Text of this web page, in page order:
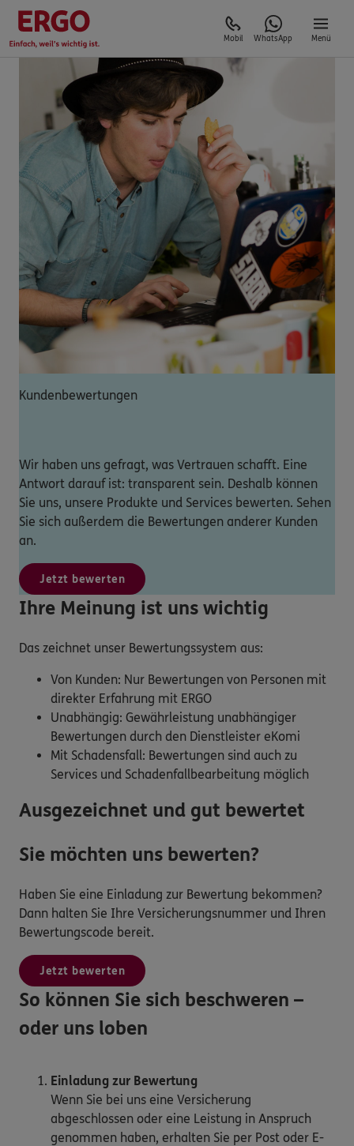
Mobil WhatsApp Menü
Kundenbewertungen
Wir haben uns gefragt, was Vertrauen schafft. Eine
Antwort darauf ist: transparent sein. Deshalb können
Sie uns, unsere Produkte und Services bewerten. Sehen
Sie sich außerdem die Bewertungen anderer Kunden
an.
Jetzt bewerten
Ihre Meinung ist uns wichtig
Das zeichnet unser Bewertungssystem aus:
Von Kunden: Nur Bewertungen von Personen mit
direkter Erfahrung mit ERGO
Unabhängig: Gewährleistung unabhängiger
Bewertungen durch den Dienstleister eKomi
Mit Schadensfall: Bewertungen sind auch zu
Services und Schadenfallbearbeitung möglich
Ausgezeichnet und gut bewertet
Sie möchten uns bewerten?
Haben Sie eine Einladung zur Bewertung bekommen?
Dann halten Sie Ihre Versicherungsnummer und Ihren
Bewertungscode bereit.
Jetzt bewerten
So können Sie sich beschweren –
oder uns loben
Einladung zur Bewertung
Wenn Sie bei uns eine Versicherung
abgeschlossen oder eine Leistung in Anspruch
genommen haben, erhalten Sie per Post oder E-